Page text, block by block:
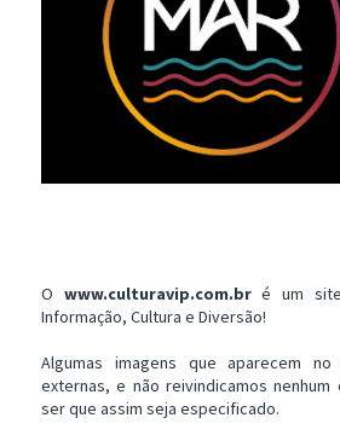
O www.culturavip.com.bré um site
Informação, Cultura e Diversão!
Algumas imagens que aparecem
externas, e não reivindicamos
ser que assim seja especificado.